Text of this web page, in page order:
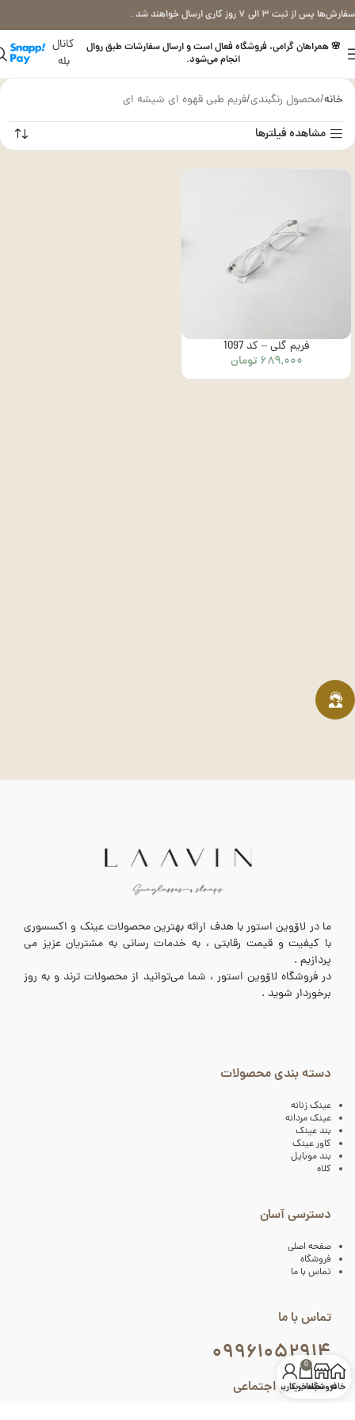
سفارش‌ها پس از ثبت ۳ الی ۷ روز کاری ارسال خواهند شد .
🌸 همراهان گرامی، فروشگاه فعال است و ارسال سفارشات طبق روال
انجام می‌شود.
کانال
بله
خانه محصول رنگبندی فریم طبی قهوه ای شیشه ای
مشاهده فیلترها
فریم گلی – کد 1097
۶۸۹,۰۰۰ تومان
ما در لاۆوین استور با هدف ارائه بهترین محصولات عینک و اکسسوری
با کیفیت و قیمت رقابتی ، به خدمات رسانی به مشتریان عزیز می
پردازیم .
در فروشگاه لاۆوین استور ، شما می‌توانید از محصولات ترند و به روز
برخوردار شوید .
دسته بندی محصولات
عینک زنانه
عینک مردانه
بند عینک
کاور عینک
بند موبایل
کلاه
دسترسی آسان
صفحه اصلی
فروشگاه
تماس با ما
تماس با ما
۰۹۹۶۱۰۵۲۹۱۴
شبکه های اجتماعیخانهفروشگاه
0
سبد خرید
حساب کاربری من